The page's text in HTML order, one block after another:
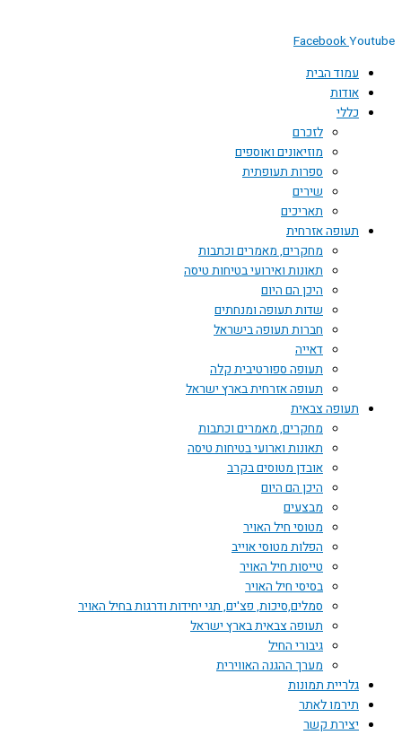
Facebook
עמוד הבית
אודות
כללי
לזכרם
מוזיאונים ואוספים
ספרות תעופתית
שירים
תאריכים
תעופה אזרחית
מחקרים, מאמרים וכתבות
תאונות ואירועי בטיחות טיסה
היכן הם היום
שדות תעופה ומנחתים
חברות תעופה בישראל
דאייה
תעופה ספורטיבית קלה
תעופה אזרחית בארץ ישראל
תעופה צבאית
מחקרים, מאמרים וכתבות
תאונות וארועי בטיחות טיסה
אובדן מטוסים בקרב
היכן הם היום
מבצעים
מטוסי חיל האויר
הפלות מטוסי אוייב
טייסות חיל האויר
בסיסי חיל האויר
סמלים,סיכות, פצ'ים, תגי יחידות ודרגות בחיל האויר
תעופה צבאית בארץ ישראל
גיבורי החיל
מערך ההגנה האווירית
גלריית תמונות
תירמו לאתר
יצירת קשר